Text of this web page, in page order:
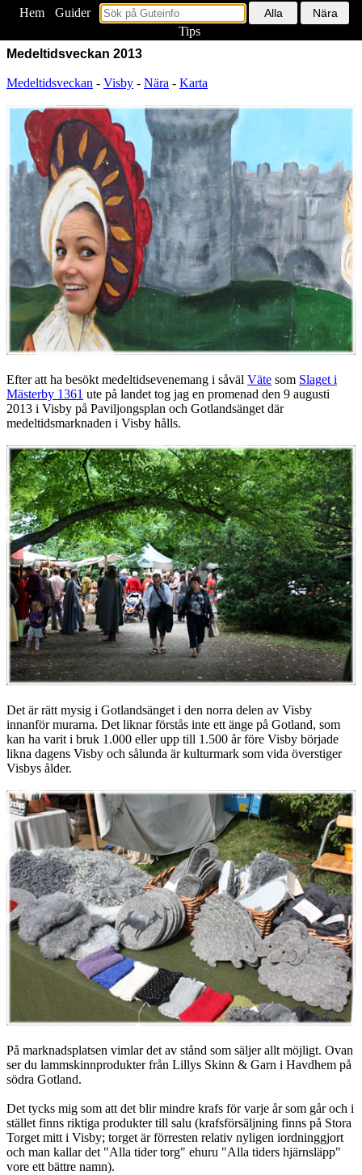
Hem
Guider
Tips
Medeltidsveckan 2013
Medeltidsveckan - Visby - Nära - Karta
Efter att ha besökt medeltidsevenemang i såväl Väte som Slaget i
Mästerby 1361 ute på landet tog jag en promenad den 9 augusti
2013 i Visby på Paviljongsplan och Gotlandsänget där
medeltidsmarknaden i Visby hålls.
Det är rätt mysig i Gotlandsänget i den norra delen av Visby
innanför murarna. Det liknar förstås inte ett änge på Gotland, som
kan ha varit i bruk 1.000 eller upp till 1.500 år före Visby började
likna dagens Visby och sålunda är kulturmark som vida överstiger
Visbys ålder.
På marknadsplatsen vimlar det av stånd som säljer allt möjligt. Ovan
ser du lammskinnprodukter från Lillys Skinn & Garn i Havdhem på
södra Gotland.
Det tycks mig som att det blir mindre krafs för varje år som går och i
stället finns riktiga produkter till salu (krafsförsäljning finns på Stora
Torget mitt i Visby; torget är förresten relativ nyligen iordninggjort
och man kallar det "Alla tider torg" ehuru "Alla tiders hjärnsläpp"
vore ett bättre namn).